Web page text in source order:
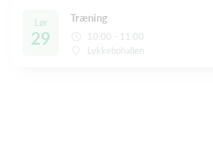
Lør
29
Træning
10:00 - 11:00
Lykkebohallen